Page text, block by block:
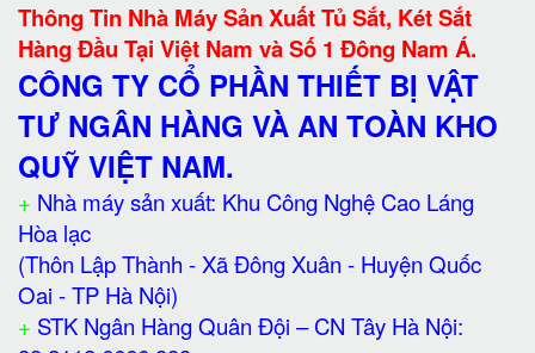
Thông Tin Nhà Máy Sản Xuất Tủ Sắt, Két Sắt
Hàng Đầu Tại Việt Nam và Số 1 Đông Nam Á.
CÔNG TY CỔ PHẦN THIẾT BỊ VẬT
TƯ NGÂN HÀNG VÀ AN TOÀN KHO
QUỸ VIỆT NAM.
+ Nhà máy sản xuất: Khu Công Nghệ Cao Láng
Hòa lạc
(Thôn Lập Thành - Xã Đông Xuân - Huyện Quốc
Oai - TP Hà Nội)
+ STK Ngân Hàng Quân Đội – CN Tây Hà Nội: